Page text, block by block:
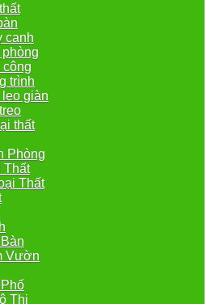
canh
công
trình
giàn
thất
Phòng
Thất
Thất
Vườn
Thị